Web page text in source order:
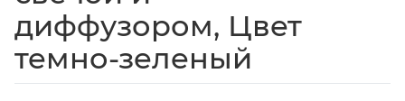
диффузором, Цвет
темно-зеленый